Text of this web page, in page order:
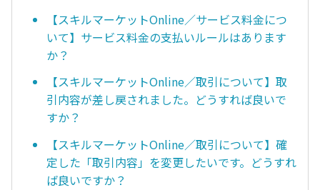
【スキルマーケットOnline／サービス料金につ
いて】サービス料金の支払いルールはあります
か？
【スキルマーケットOnline／取引について】取
引内容が差し戻されました。どうすれば良いで
すか？
【スキルマーケットOnline／取引について】確
定した「取引内容」を変更したいです。どうすれ
ば良いですか？